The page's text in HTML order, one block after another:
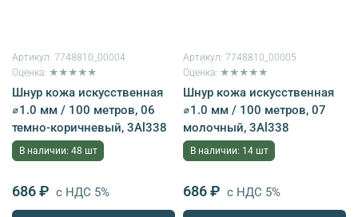
Артикул: 7748810_00004
Оценка: ★★★★★
Шнур кожа искусственная
⌀1.0 мм / 100 метров, 06
темно-коричневый, 3Al338
В наличии: 48 шт
686 ₽ с НДС 5%
Артикул: 7748810_00005
Оценка: ★★★★★
Шнур кожа искусственная
⌀1.0 мм / 100 метров, 07
молочный, 3Al338
В наличии: 14 шт
686 ₽ с НДС 5%